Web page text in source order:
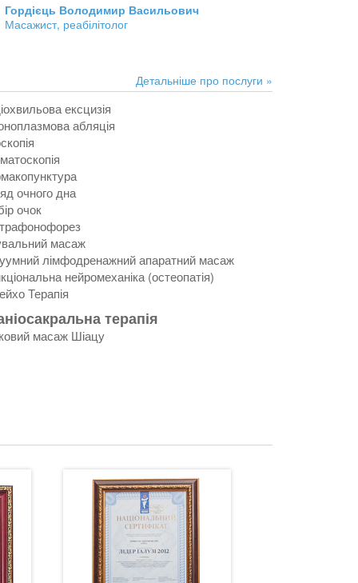
Гордієць Володимир Васильович
Масажист, реабілітолог
Детальніше про послуги »
ексцизія
абляція
очного дна
очок
масаж
лімфодренажний апаратний масаж
нейромеханіка (остеопатія)
Терапія
терапія
масаж Шіацу